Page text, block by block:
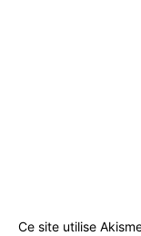
Ce site utilise